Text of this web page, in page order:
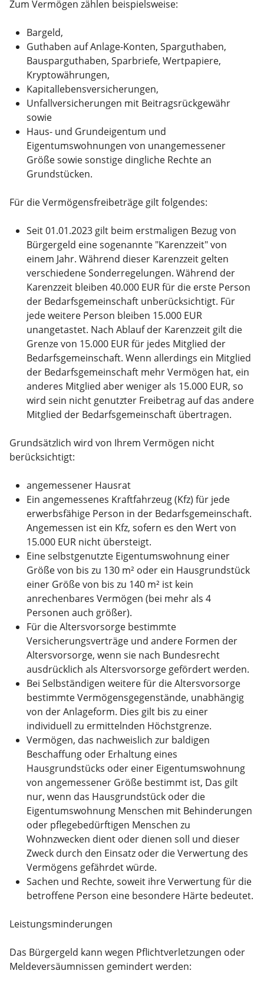
Zum Vermögen zählen beispielsweise:
Bargeld,
Guthaben auf Anlage-Konten, Sparguthaben,
Bausparguthaben, Sparbriefe, Wertpapiere,
Kryptowährungen,
Kapitallebensversicherungen,
Unfallversicherungen mit Beitragsrückgewähr
sowie
Haus- und Grundeigentum und
Eigentumswohnungen von unangemessener
Größe sowie sonstige dingliche Rechte an
Grundstücken.
Für die Vermögensfreibeträge gilt folgendes:
Seit 01.01.2023 gilt beim erstmaligen Bezug von
Bürgergeld eine sogenannte "Karenzzeit" von
einem Jahr. Während dieser Karenzzeit gelten
verschiedene Sonderregelungen. Während der
Karenzzeit bleiben 40.000 EUR für die erste Person
der Bedarfsgemeinschaft unberücksichtigt. Für
jede weitere Person bleiben 15.000 EUR
unangetastet. Nach Ablauf der Karenzzeit gilt die
Grenze von 15.000 EUR für jedes Mitglied der
Bedarfsgemeinschaft. Wenn allerdings ein Mitglied
der Bedarfsgemeinschaft mehr Vermögen hat, ein
anderes Mitglied aber weniger als 15.000 EUR, so
wird sein nicht genutzter Freibetrag auf das andere
Mitglied der Bedarfsgemeinschaft übertragen.
Grundsätzlich wird von Ihrem Vermögen nicht
berücksichtigt:
angemessener Hausrat
Ein angemessenes Kraftfahrzeug (Kfz) für jede
erwerbsfähige Person in der Bedarfsgemeinschaft.
Angemessen ist ein Kfz, sofern es den Wert von
15.000 EUR nicht übersteigt.
Eine selbstgenutzte Eigentumswohnung einer
Größe von bis zu 130 m² oder ein Hausgrundstück
einer Größe von bis zu 140 m² ist kein
anrechenbares Vermögen (bei mehr als 4
Personen auch größer).
Für die Altersvorsorge bestimmte
Versicherungsverträge und andere Formen der
Altersvorsorge, wenn sie nach Bundesrecht
ausdrücklich als Altersvorsorge gefördert werden.
Bei Selbständigen weitere für die Altersvorsorge
bestimmte Vermögensgegenstände, unabhängig
von der Anlageform. Dies gilt bis zu einer
individuell zu ermittelnden Höchstgrenze.
Vermögen, das nachweislich zur baldigen
Beschaffung oder Erhaltung eines
Hausgrundstücks oder einer Eigentumswohnung
von angemessener Größe bestimmt ist, Das gilt
nur, wenn das Hausgrundstück oder die
Eigentumswohnung Menschen mit Behinderungen
oder pflegebedürftigen Menschen zu
Wohnzwecken dient oder dienen soll und dieser
Zweck durch den Einsatz oder die Verwertung des
Vermögens gefährdet würde.
Sachen und Rechte, soweit ihre Verwertung für die
betroffene Person eine besondere Härte bedeutet.
Leistungsminderungen
Das Bürgergeld kann wegen Pflichtverletzungen oder
Meldeversäumnissen gemindert werden: